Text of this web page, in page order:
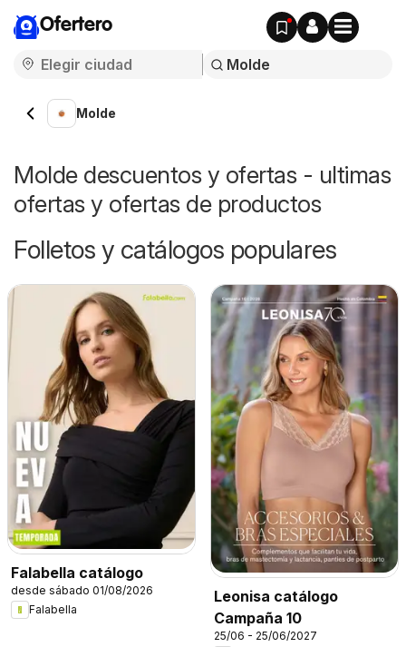
Ofertero
Molde
Molde descuentos y ofertas - ultimas
ofertas y ofertas de productos
Folletos y catálogos populares
Falabella catálogo
desde sábado 01/08/2026
Falabella
Leonisa catálogo
Campaña 10
25/06 - 25/06/2027